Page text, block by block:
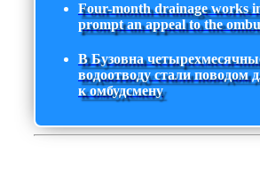
Four-month drainage works
prompt an appeal to the
В Бузовна
водоотводу стали поводом
к омбудсмену